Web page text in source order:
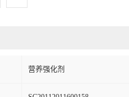
营养强化剂